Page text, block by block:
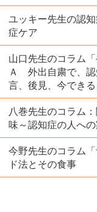
ユッキー先生の認
症ケア
山口先生のコラム
Ａ 外出自粛で、認
言、後見、今でき
八巻先生のコラム
味～認知症の人へ
今野先生のコラム
ド法とその食事